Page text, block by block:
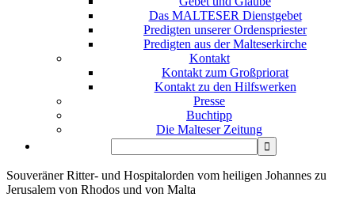
Das MALTESER Dienstgebet
Predigten unserer Ordenspriester
Predigten aus der Malteserkirche
Kontakt
Kontakt zum Großpriorat
Kontakt zu den Hilfswerken
Presse
Buchtipp
Die Malteser Zeitung
Souveräner Ritter- und Hospitalorden vom heiligen Johannes zu
Jerusalem von Rhodos und von Malta